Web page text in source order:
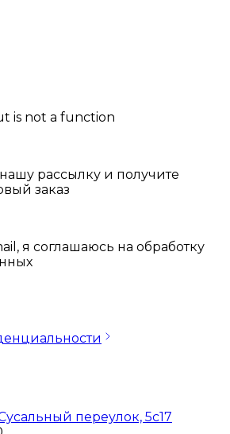
is not a function
рассылку и получите
заказ
я соглашаюсь на обработку
переулок, 5с17